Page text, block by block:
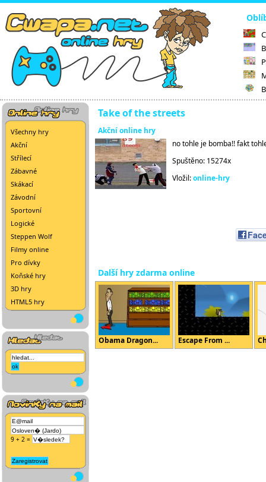
Všechny hry
Akční
Střílecí
Zábavné
Skákací
Závodní
Sportovní
Logické
Steppen Wolf
Filmy online
Pro dívky
Koňské hry
3D hry
HTML5 hry
9 + 2 =
Take of the streets
Akční online hry
no tohle je bomba!! fakt
Spuštěno: 15274x
Vložil:online-hry
Další hry zdarma online
Obama Dragon... Escape From ...